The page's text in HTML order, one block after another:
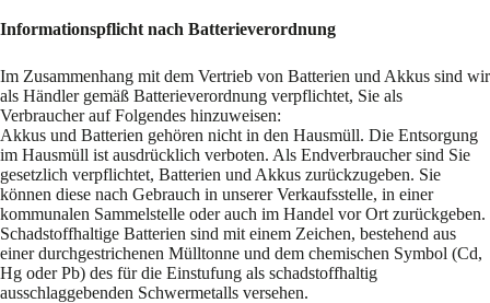
Informationspflicht nach Batterieverordnung
Im Zusammenhang mit dem Vertrieb von Batterien und Akkus sind wir
als Händler gemäß Batterieverordnung verpflichtet, Sie als
Verbraucher auf Folgendes hinzuweisen:
Akkus und Batterien gehören nicht in den Hausmüll. Die Entsorgung
im Hausmüll ist ausdrücklich verboten. Als Endverbraucher sind Sie
gesetzlich verpflichtet, Batterien und Akkus zurückzugeben. Sie
können diese nach Gebrauch in unserer Verkaufsstelle, in einer
kommunalen Sammelstelle oder auch im Handel vor Ort zurückgeben.
Schadstoffhaltige Batterien sind mit einem Zeichen, bestehend aus
einer durchgestrichenen Mülltonne und dem chemischen Symbol (Cd,
Hg oder Pb) des für die Einstufung als schadstoffhaltig
ausschlaggebenden Schwermetalls versehen.